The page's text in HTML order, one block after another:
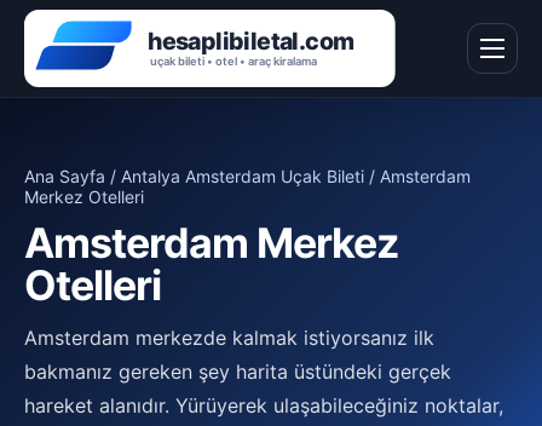
Ana Sayfa / Antalya Amsterdam Uçak Bileti / Amsterdam
Merkez Otelleri
Amsterdam Merkez
Otelleri
Amsterdam merkezde kalmak istiyorsanız ilk
bakmanız gereken şey harita üstündeki gerçek
hareket alanıdır. Yürüyerek ulaşabileceğiniz noktalar,